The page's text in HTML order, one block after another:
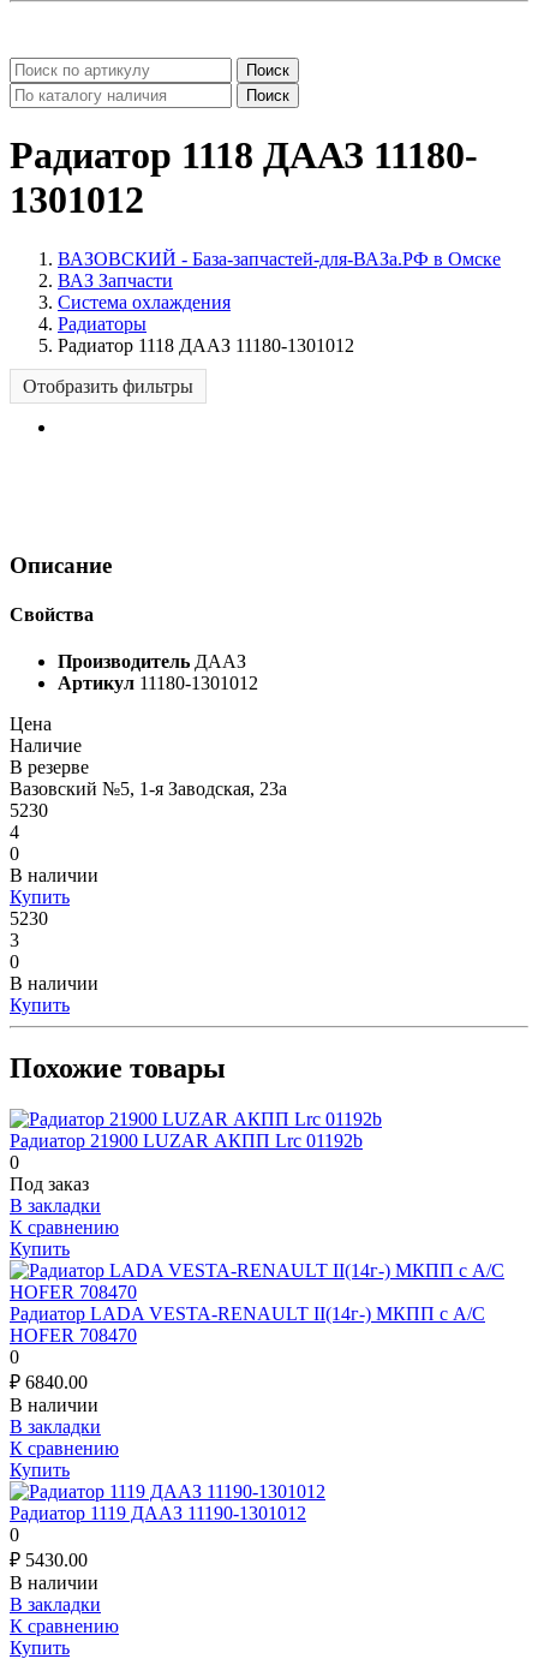
Поиск
Поиск
Радиатор 1118 ДААЗ 11180-
1301012
ВАЗОВСКИЙ - База-запчастей-для-ВАЗа.РФ в Омске
ВАЗ Запчасти
Система охлаждения
Радиаторы
Радиатор 1118 ДААЗ 11180-1301012
Отобразить фильтры
Описание
Свойства
Производитель ДААЗ
Артикул 11180-1301012
Цена
Наличие
В резерве
Вазовский №5, 1-я Заводская, 23а
5230
4
0
В наличии
Купить
5230
3
0
В наличии
Купить
Похожие товары
Радиатор 21900 LUZAR АКПП Lrc 01192b
0
Под заказ
В закладки
К сравнению
Купить
Радиатор LADA VESTA-RENAULT II(14г-) МКПП с А/С
HOFER 708470
0
₽ 6840.00
В наличии
В закладки
К сравнению
Купить
Радиатор 1119 ДААЗ 11190-1301012
0
₽ 5430.00
В наличии
В закладки
К сравнению
Купить